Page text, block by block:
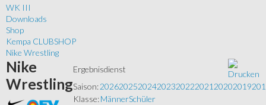
WK III
Downloads
Shop
Kempa CLUBSHOP
Nike Wrestling
Ergebnisdienst
Saison:202620252024202320222021 20202019
Klasse:MännerSchüler
Nike
Wrestling